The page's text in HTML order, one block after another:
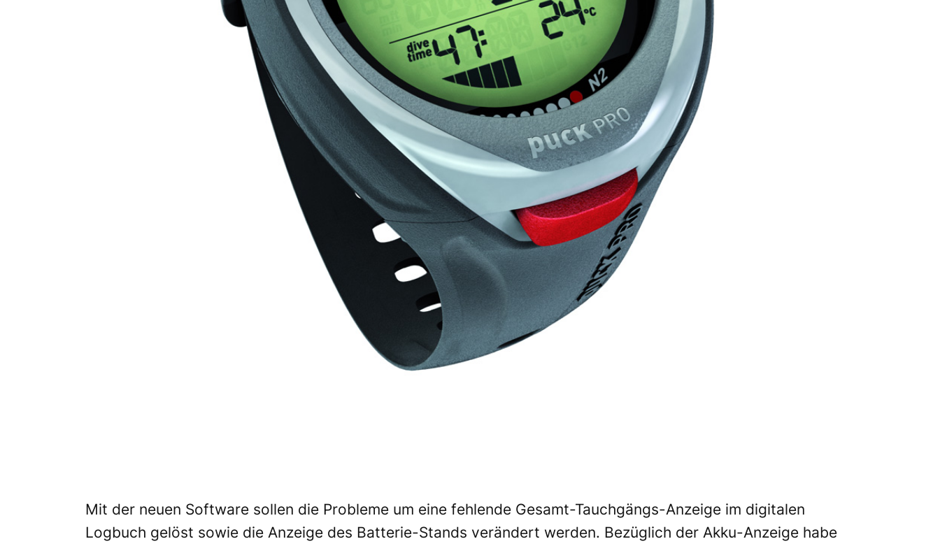
Mit der neuen Software sollen die Probleme um eine fehlende Gesamt-Tauchgängs-Anzeige im digitalen
Logbuch gelöst sowie die Anzeige des Batterie-Stands verändert werden. Bezüglich der Akku-Anzeige habe